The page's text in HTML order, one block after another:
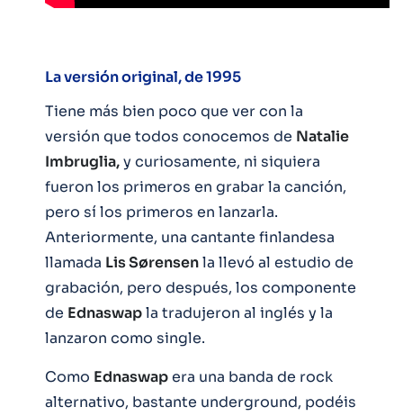
La versión original, de 1995
Tiene más bien poco que ver con la
versión que todos conocemos de Natalie
Imbruglia,y curiosamente, ni siquiera
fueron los primeros en grabar la canción,
pero sí los primeros en lanzarla.
Anteriormente, una cantante finlandesa
llamada Lis Sørensenla llevó al estudio de
grabación, pero después, los componente
de Ednaswapla tradujeron al inglés y la
lanzaron como single.
Como Ednaswapera una banda de rock
alternativo, bastante underground, podéis